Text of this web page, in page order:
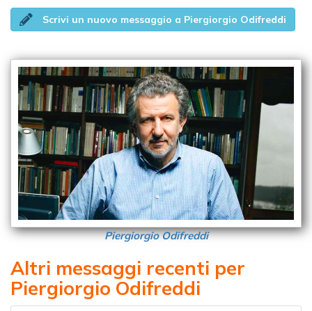
Scrivi un nuovo messaggio a Piergiorgio Odifreddi
Piergiorgio Odifreddi
Altri messaggi recenti per
Piergiorgio Odifreddi